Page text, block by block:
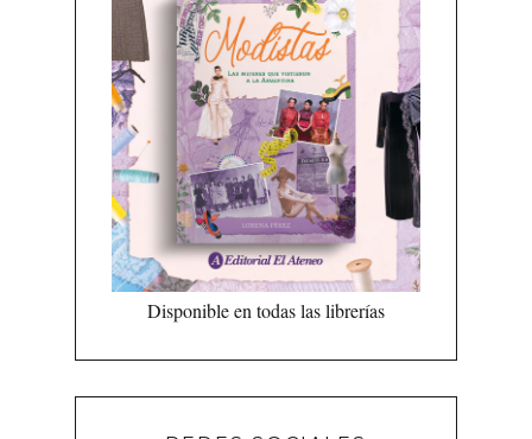
Disponible en todas las librerías